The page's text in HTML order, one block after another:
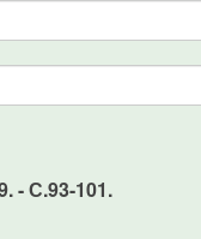
- С.93-101.